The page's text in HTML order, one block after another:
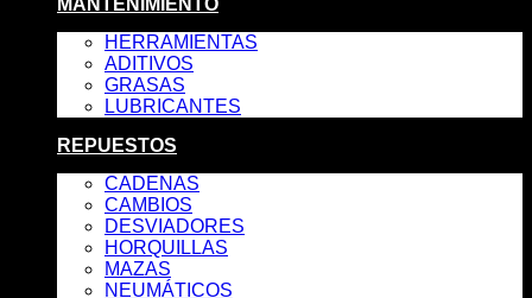
MANTENIMIENTO
HERRAMIENTAS
ADITIVOS
GRASAS
LUBRICANTES
REPUESTOS
CADENAS
CAMBIOS
DESVIADORES
HORQUILLAS
MAZAS
NEUMÁTICOS